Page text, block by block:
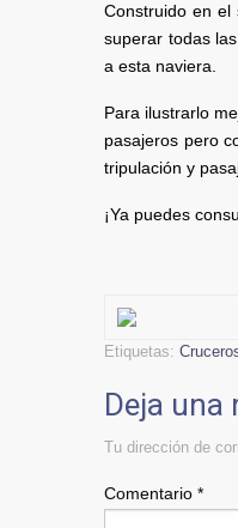
Construido en
superar todas
a esta naviera.
Para ilustrarlo
pasajeros pero
tripulación y
¡Ya puedes
Etiquetas:
Deja una
Tu dirección de
Comentario *